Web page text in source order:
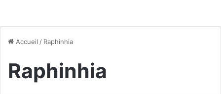
Accueil / Raphinhia
Raphinhia